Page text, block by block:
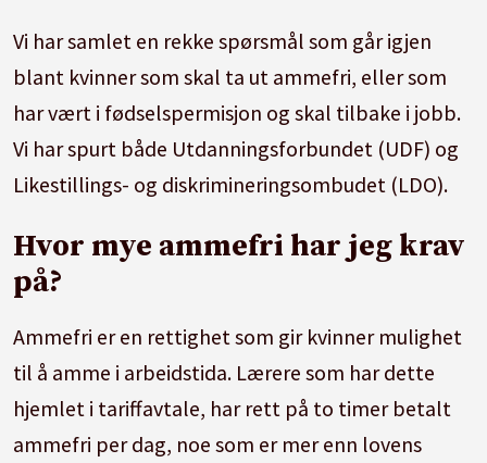
Vi har samlet en rekke spørsmål som går igjen
blant kvinner som skal ta ut ammefri, eller som
har vært i fødselspermisjon og skal tilbake i jobb.
Vi har spurt både Utdanningsforbundet (UDF) og
Likestillings- og diskrimineringsombudet (LDO).
Hvor mye ammefri har jeg krav
på?
Ammefri er en rettighet som gir kvinner mulighet
til å amme i arbeidstida. Lærere som har dette
hjemlet i tariffavtale, har rett på to timer betalt
ammefri per dag, noe som er mer enn lovens